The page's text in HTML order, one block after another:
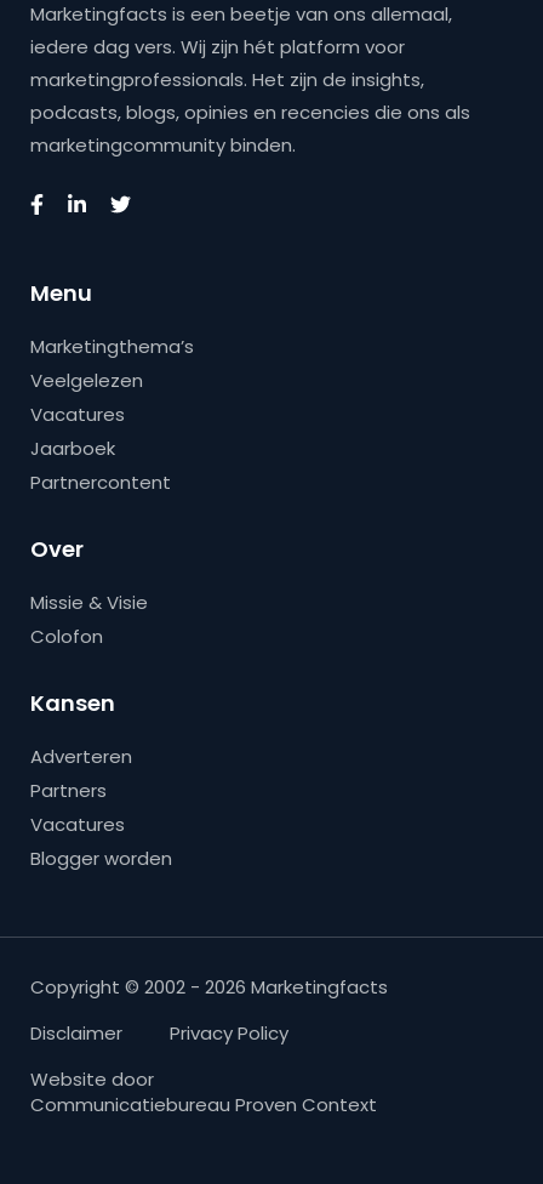
Marketingfacts is een beetje van ons allemaal,
iedere dag vers. Wij zijn hét platform voor
marketingprofessionals. Het zijn de insights,
podcasts, blogs, opinies en recencies die ons als
marketingcommunity binden.
Menu
Marketingthema’s
Veelgelezen
Vacatures
Jaarboek
Partnercontent
Over
Missie & Visie
Colofon
Kansen
Adverteren
Partners
Vacatures
Blogger worden
Copyright © 2002 - 2026 Marketingfacts
Disclaimer
Privacy Policy
Website door
Communicatiebureau Proven Context